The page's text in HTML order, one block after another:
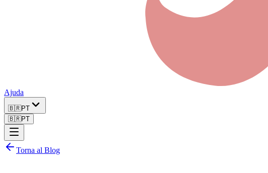
Ajuda
🇧🇷PT
🇧🇷PT
Torna al Blog